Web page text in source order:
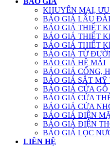
KHUYẾN MẠI,
BÁO GIÁ LÂU
BÁO GIÁ THIẾT
BÁO GIÁ THIẾT
BÁO GIÁ THIẾT
BÁO GIÁ TỪ
BÁO GIÁ HỆ MÁI
BÁO GIÁ CỔNG,
BÁO GIÁ SẮT MỸ
BÁO GIÁ CỬA GỖ
BÁO GIÁ CỬA
BÁO GIÁ CỬA
BÁO GIÁ ĐIỆN
BÁO GIÁ ĐIỆN
BÁO GIÁ LỌC
LIÊN HỆ